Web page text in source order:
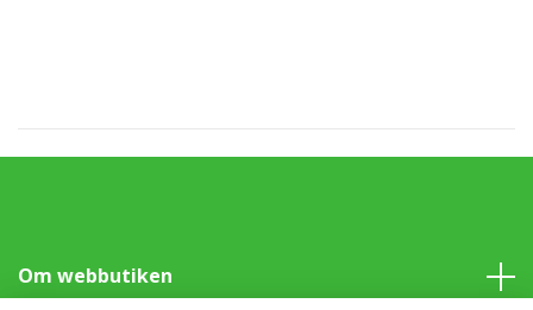
Om webbutiken